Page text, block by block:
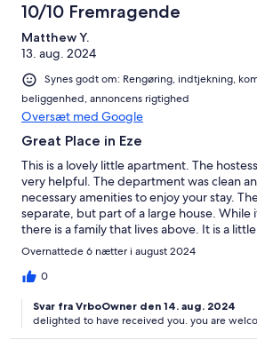
10/10 Fremragende
Matthew Y.
13. aug. 2024
Synes godt om: Rengøring, indtjekning,
beliggenhed, annoncens rigtighed
Oversæt med Google
Great Place in Eze
This is a lovely little apartment. The
very helpful. The department was clean
necessary amenities to enjoy your stay.
separate, but part of a large house. While
there is a family that lives above. It is a
beach but easily accessible by car if you
space. I would definitely stay here again.
Overnattede 6 nætter i august 2024
0
Svar fra VrboOwner den 14. aug. 2024
delighted to have received you. you are